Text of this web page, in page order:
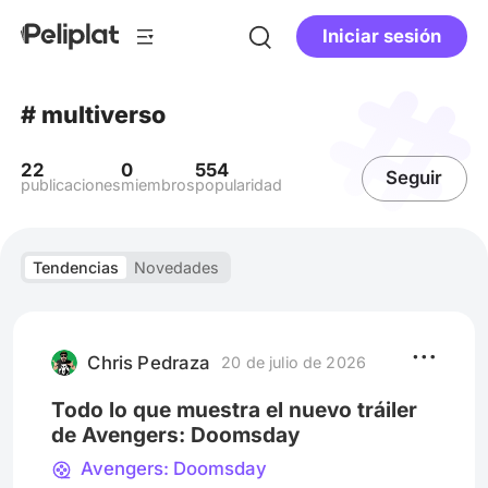
Iniciar sesión
# multiverso
22
publicaciones
0
miembros
554
popularidad Seguir
Tendencias Novedades
Chris Pedraza 20 de julio de 2026
Todo lo que muestra el nuevo tráiler
de Avengers: Doomsday
Avengers: Doomsday